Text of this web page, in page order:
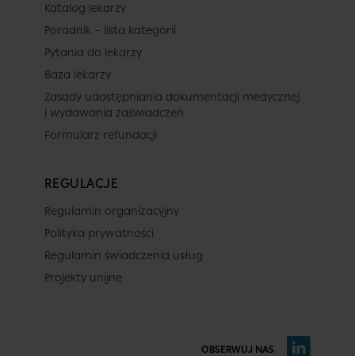
Katalog lekarzy
Poradnik – lista kategorii
Pytania do lekarzy
Baza lekarzy
Zasady udostępniania dokumentacji medycznej
i wydawania zaświadczeń
Formularz refundacji
REGULACJE
Regulamin organizacyjny
Polityka prywatności
Regulamin świadczenia usług
Projekty unijne
OBSERWUJ NAS